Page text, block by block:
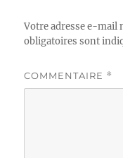
Votre adresse e-mail
obligatoires sont
COMMENTAIRE *